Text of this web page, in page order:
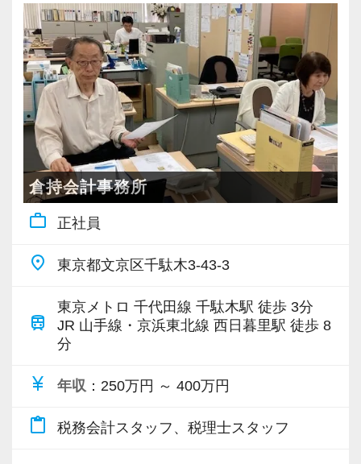
倉持会計事務所
work_outline 正社員
place 東京都文京区千駄木3-43-3
train
東京メトロ 千代田線 千駄木駅 徒歩 3分
JR 山手線・京浜東北線 西日暮里駅 徒歩 8
分
currency_yen 年収 ：250万円 ～ 400万円
content_paste 税務会計スタッフ、税理士スタッフ